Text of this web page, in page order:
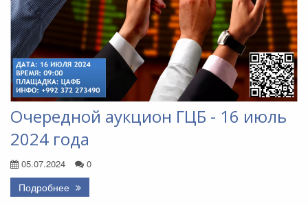
Очередной аукцион ГЦБ - 16 июль
2024 года
05.07.2024 0
Подробнее